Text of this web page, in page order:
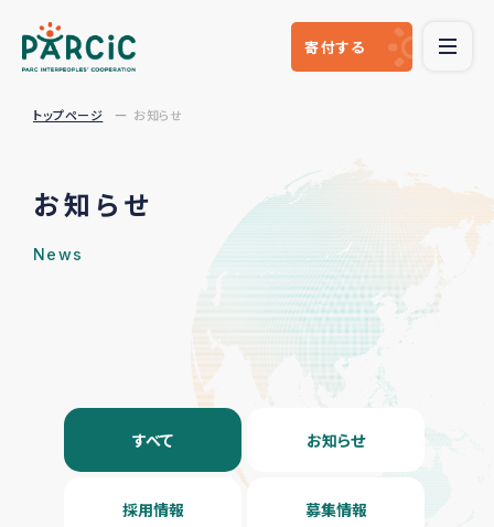
寄付する
トップページ お知らせ
お知らせ
News
すべて お知らせ
採用情報 募集情報